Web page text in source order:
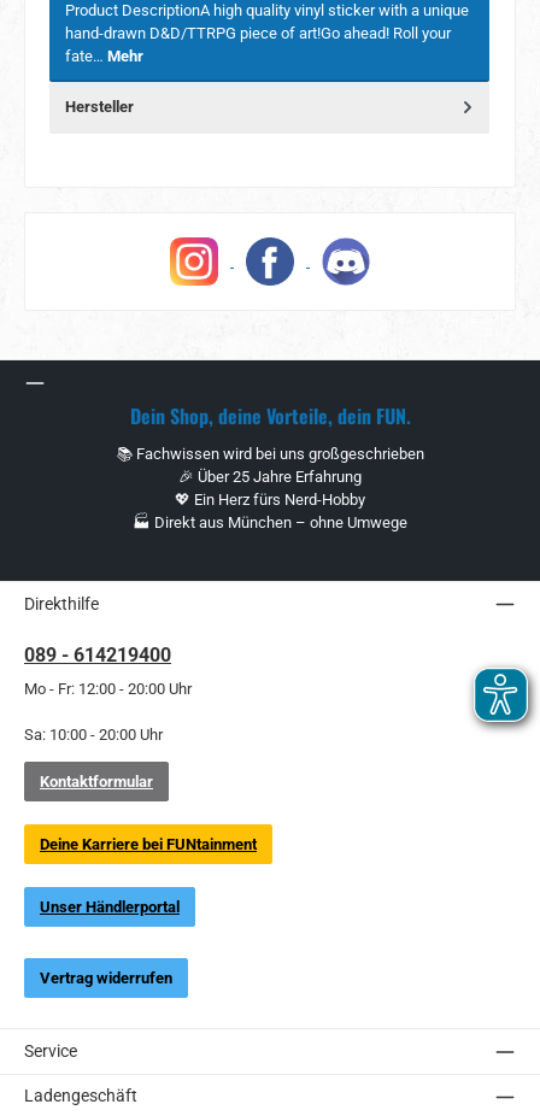
Product DescriptionA high quality vinyl sticker with a unique
hand-drawn D&D/TTRPG piece of art!Go ahead! Roll your
fate… Mehr
Hersteller
Dein Shop, deine Vorteile, dein FUN.
📚 Fachwissen wird bei uns großgeschrieben
🎉 Über 25 Jahre Erfahrung
💖 Ein Herz fürs Nerd-Hobby
🏭 Direkt aus München – ohne Umwege
Direkthilfe
089 - 614219400
Mo - Fr: 12:00 - 20:00 Uhr
Sa: 10:00 - 20:00 Uhr
Kontaktformular
Deine Karriere bei FUNtainment
Unser Händlerportal
Vertrag widerrufen
Service
Ladengeschäft